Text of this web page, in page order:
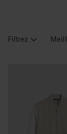
Filtrez